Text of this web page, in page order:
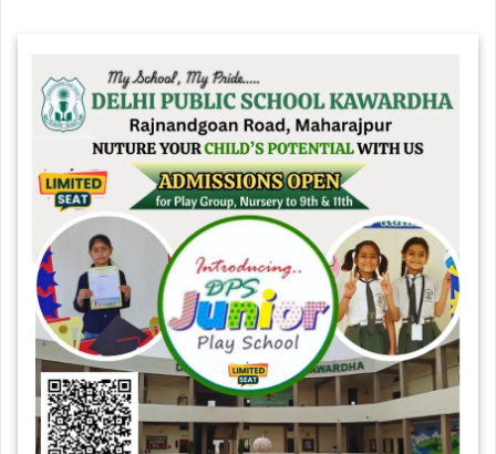
e
b
o
k
s
A
p
p
gr
a
m
e